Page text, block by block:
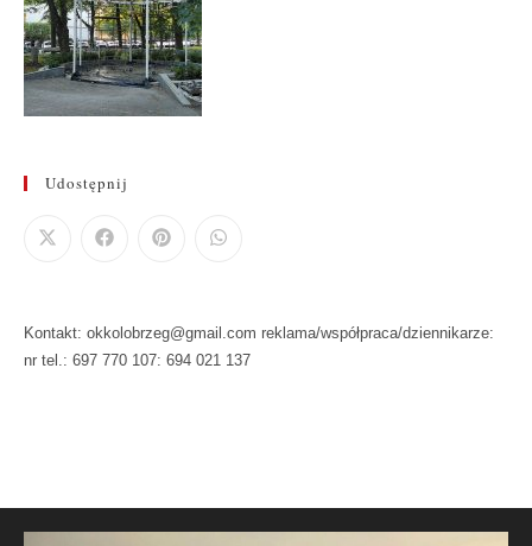
Udostępnij
Kontakt: okkolobrzeg@gmail.com reklama/współpraca/dziennikarze:
nr tel.: 697 770 107: 694 021 137